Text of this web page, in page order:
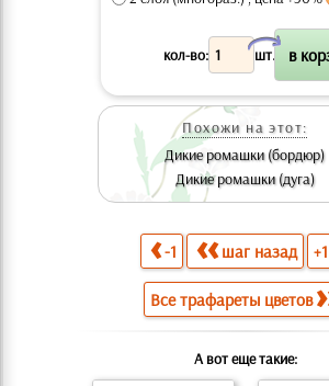
кол-во: шт.
X
Похожи на этот:
Дикие ромашки (бордюр)
Дикие ромашки (дуга)
-1 шаг назад +1
Все трафареты цветов
А вот еще такие: